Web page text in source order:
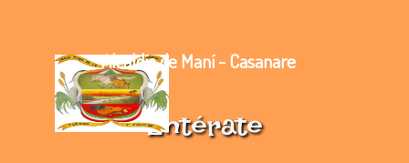
Alcaldía de Maní - Casanare
Entérate